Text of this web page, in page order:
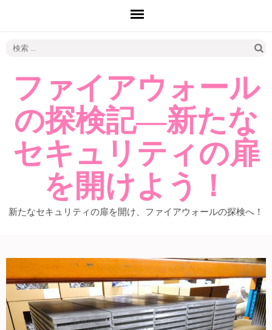
ファイアウォール
の探検記―新たな
セキュリティの扉
を開けよう！
新たなセキュリティの扉を開け、ファイアウォールの探検へ！